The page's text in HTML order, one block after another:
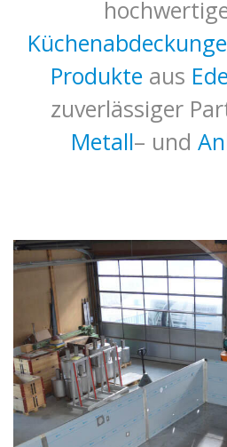
Produkteaus
zuverlässiger
Metall– und